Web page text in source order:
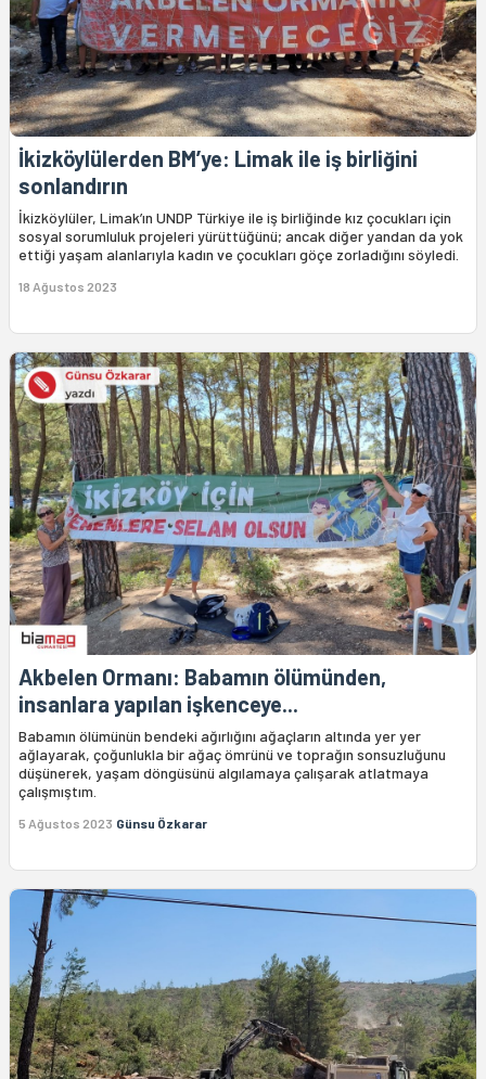
İkizköylülerden BM’ye: Limak ile iş birliğini
sonlandırın
İkizköylüler, Limak’ın UNDP Türkiye ile iş birliğinde kız çocukları için
sosyal sorumluluk projeleri yürüttüğünü; ancak diğer yandan da yok
ettiği yaşam alanlarıyla kadın ve çocukları göçe zorladığını söyledi.
18 Ağustos 2023
Akbelen Ormanı: Babamın ölümünden,
insanlara yapılan işkenceye...
Babamın ölümünün bendeki ağırlığını ağaçların altında yer yer
ağlayarak, çoğunlukla bir ağaç ömrünü ve toprağın sonsuzluğunu
düşünerek, yaşam döngüsünü algılamaya çalışarak atlatmaya
çalışmıştım.
5 Ağustos 2023 Günsu Özkarar